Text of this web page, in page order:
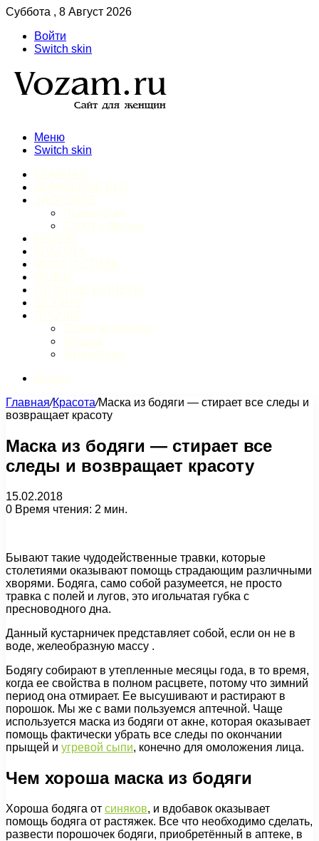
Суббота , 8 Август 2026
Войти
Switch skin
Меню
Switch skin
Главная/Красота/Маска из бодяги — стирает все следы и
возвращает красоту
Маска из бодяги — стирает все
следы и возвращает красоту
15.02.2018
0 Время чтения: 2 мин.
Бывают такие чудодейственные травки, которые
столетиями оказывают помощь страдающим различными
хворями. Бодяга, само собой разумеется, не просто
травка с полей и лугов, это игольчатая губка с
пресноводного дна.
Данный кустарничек представляет собой, если он не в
воде, желеобразную массу .
Бодягу собирают в утепленные месяцы года, в то время,
когда ее свойства в полном расцвете, потому что зимний
период она отмирает. Ее высушивают и растирают в
порошок. Мы же с вами пользуемся аптечной. Чаще
используется маска из бодяги от акне, которая оказывает
помощь фактически убрать все следы по окончании
прыщей и угревой сыпи, конечно для омоложения лица.
Чем хороша маска из бодяги
Хороша бодяга от синяков, и вдобавок оказывает
помощь бодяга от растяжек. Все что необходимо сделать,
развести порошочек бодяги, приобретённый в аптеке, в